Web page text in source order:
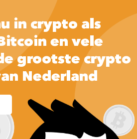
in crypto als
en vele
grootste crypto
Nederland